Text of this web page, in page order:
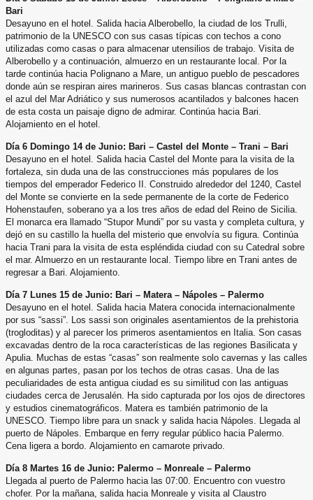
Bari
Desayuno en el hotel. Salida hacia Alberobello, la ciudad de los Trulli,
patrimonio de la UNESCO con sus casas típicas con techos a cono
utilizadas como casas o para almacenar utensilios de trabajo. Visita de
Alberobello y a continuación, almuerzo en un restaurante local. Por la
tarde continúa hacia Polignano a Mare, un antiguo pueblo de pescadores
donde aún se respiran aires marineros. Sus casas blancas contrastan con
el azul del Mar Adriático y sus numerosos acantilados y balcones hacen
de esta costa un paisaje digno de admirar. Continúa hacia Bari.
Alojamiento en el hotel.
Día 6 Domingo 14 de Junio: Bari – Castel del Monte – Trani – Bari
Desayuno en el hotel. Salida hacia Castel del Monte para la visita de la
fortaleza, sin duda una de las construcciones más populares de los
tiempos del emperador Federico II. Construido alrededor del 1240, Castel
del Monte se convierte en la sede permanente de la corte de Federico
Hohenstaufen, soberano ya a los tres años de edad del Reino de Sicilia.
El monarca era llamado “Stupor Mundi” por su vasta y completa cultura, y
dejó en su castillo la huella del misterio que envolvía su figura. Continúa
hacia Trani para la visita de esta espléndida ciudad con su Catedral sobre
el mar. Almuerzo en un restaurante local. Tiempo libre en Trani antes de
regresar a Bari. Alojamiento.
Día 7 Lunes 15 de Junio: Bari – Matera – Nápoles – Palermo
Desayuno en el hotel. Salida hacia Matera conocida internacionalmente
por sus “sassi”. Los sassi son originales asentamientos de la prehistoria
(trogloditas) y al parecer los primeros asentamientos en Italia. Son casas
excavadas dentro de la roca características de las regiones Basilicata y
Apulia. Muchas de estas “casas” son realmente solo cavernas y las calles
en algunas partes, pasan por los techos de otras casas. Una de las
peculiaridades de esta antigua ciudad es su similitud con las antiguas
ciudades cerca de Jerusalén. Ha sido capturada por los ojos de directores
y estudios cinematográficos. Matera es también patrimonio de la
UNESCO. Tiempo libre para un snack y salida hacia Nápoles. Llegada al
puerto de Nápoles. Embarque en ferry regular público hacia Palermo.
Cena ligera a bordo. Alojamiento en camarote privado.
Día 8 Martes 16 de Junio: Palermo – Monreale – Palermo
Llegada al puerto de Palermo hacia las 07:00. Encuentro con vuestro
chofer. Por la mañana, salida hacia Monreale y visita al Claustro